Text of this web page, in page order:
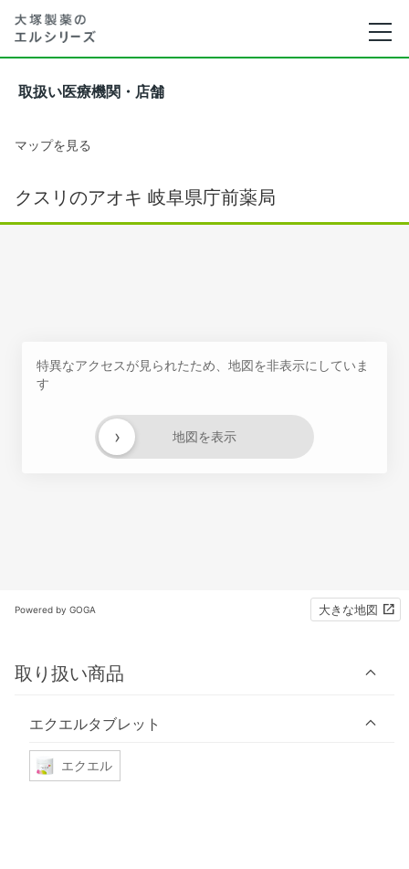
取扱い医療機関・店舗
マップを見る
クスリのアオキ 岐阜県庁前薬局
特異なアクセスが見られたため、地図を非表示にしていま
す
地図を表示
›
Powered by GOGA 大きな地図
取り扱い商品
エクエルタブレット
エクエル